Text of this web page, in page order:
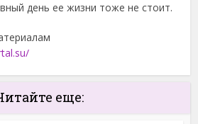
день ее жизни тоже не стоит.
еще: